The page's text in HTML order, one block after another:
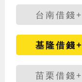
台南借錢+
基隆借錢+
苗栗借錢+